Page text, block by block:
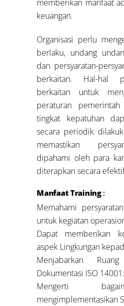
memberikan manfaat
keuangan.
Organisasi perlu
berlaku, undang
dan persyaratan-
berkaitan. Hal-hal
berkaitan untuk
peraturan
tingkat kepatuhan
secara periodik
memastikan
dipahami oleh para
diterapkan secara
Manfaat Training:
Memahami
untuk kegiatan
Dapat memberikan
aspek Lingkungan
Menjabarkan
Dokumentasi ISO
Mengerti
mengimplementasikan